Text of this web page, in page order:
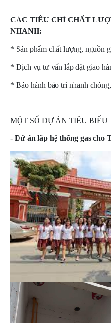
CÁC TIÊU CHÍ CHẤT
NHANH:
* Sản phẩm chất lượng, nguồn
* Dịch vụ tư vấn lắp đặt giao
* Bảo hành bảo trì nhanh
MỘT SỐ DỰ ÁN TIÊU BIỂU
- Dứ án lắp hệ thống gas cho